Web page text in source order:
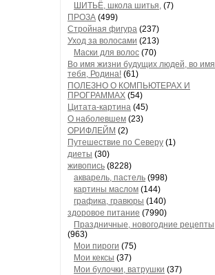
ШИТЬЁ, школа шитья, (7)
ПРОЗА (499)
Стройная фигура (237)
Уход за волосами (213)
Маски для волос (70)
Во имя жизни будущих людей, во имя
тебя, Родина! (61)
ПОЛЕЗНО О КОМПЬЮТЕРАХ И
ПРОГРАММАХ (54)
Цитата-картина (45)
О наболевшем (23)
ОРИФЛЕЙМ (2)
Путешествие по Северу (1)
диеты (30)
живопись (8228)
акварель, пастель (998)
картины маслом (144)
графика, гравюры (140)
здоровое питание (7990)
Праздничные, новогодние рецепты
(963)
Мои пироги (75)
Мои кексы (37)
Мои булочки, ватрушки (37)